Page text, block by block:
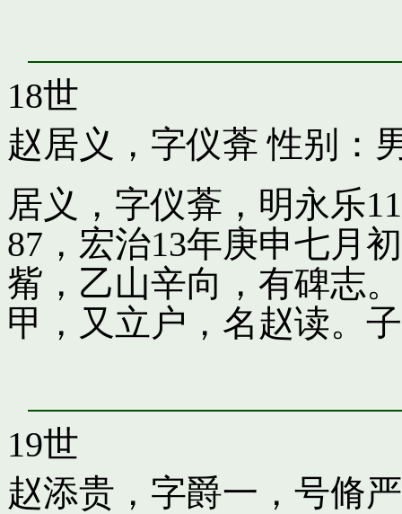
18世
赵居义，字仪葊 性别：
居义，字仪葊，明永乐
87，宏治13年庚申七月
觜，乙山辛向，有碑志
甲，又立户，名赵读。
19世
赵添贵，字爵一，号脩严